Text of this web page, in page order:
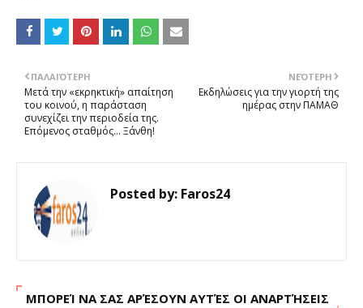
ΝΕΌΤΕΡΗ
Εκδηλώσεις για την γιορτή της
ημέρας στην ΠΑΜΑΘ
ΠΑΛΑΙΌΤΕΡΗ
Μετά την «εκρηκτική» απαίτηση
του κοινού, η παράσταση
συνεχίζει την περιοδεία της.
Επόμενος σταθμός... Ξάνθη!
Posted by: Faros24
ΜΠΟΡΕΊ ΝΑ ΣΑΣ ΑΡΈΣΟΥΝ ΑΥΤΈΣ ΟΙ ΑΝΑΡΤΉΣΕΙΣ